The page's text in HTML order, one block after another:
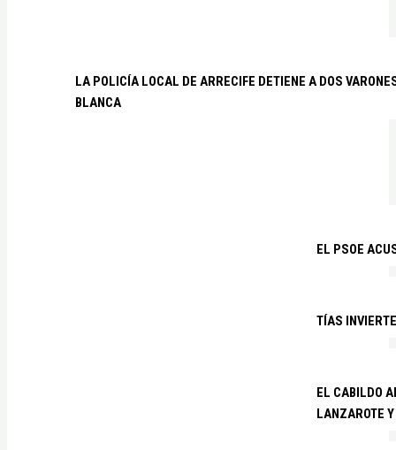
LA POLICÍA LOCAL DE ARRECIFE DETIENE A DOS
BLANCA
EL PSOE
TÍAS
EL CABILDO
LANZAROTE